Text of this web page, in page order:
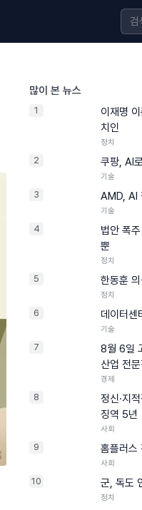
많이 본 뉴스
1
이재명
치인
정치
2 쿠팡, AI
기술
3 AMD, AI
기술
4
법안 폭
뿐
정치
5 한동훈
정치
6 데이터센
기술
7
8월 6일
산업 전
경제
8
정신·지
징역 5년
사회
9 홈플러스
사회
10 군, 독도
정치